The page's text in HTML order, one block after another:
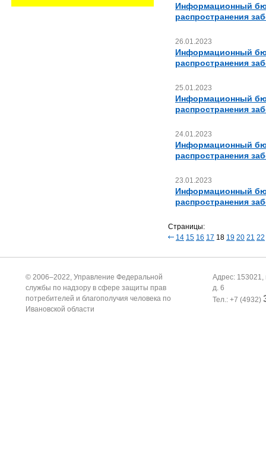
Информационный
распространения
26.01.2023
Информационный
распространения
25.01.2023
Информационный
распространения
24.01.2023
Информационный
распространения
23.01.2023
Информационный
распространения
Страницы:
14 15 16 17 18 19 20 21 22
© 2006–2022, Управление Федеральной
службы по надзору в сфере защиты прав
потребителей и благополучия человека по
Ивановской области
Адрес: 153021,
д. 6
Тел.: +7 (4932)